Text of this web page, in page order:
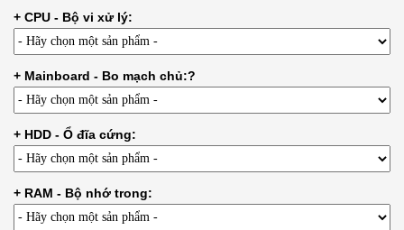
+ CPU - Bộ vi xử lý:
+ Mainboard - Bo mạch chủ:?
+ HDD - Ổ đĩa cứng:
+ RAM - Bộ nhớ trong: